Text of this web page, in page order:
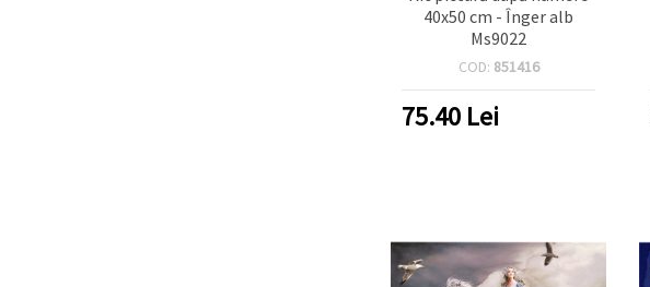
40x50 cm - Înger alb
Ms9022
COD: 851416
75.40 Lei